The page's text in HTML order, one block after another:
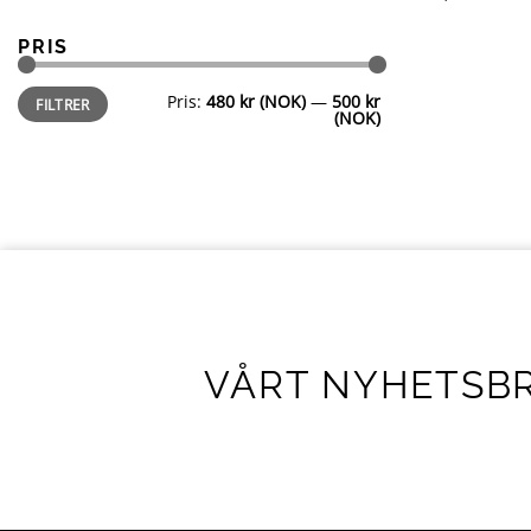
PRIS
Min.
pris
Makspris
FILTRER Pris: 480 kr (NOK) — 500 kr
(NOK)
VÅRT